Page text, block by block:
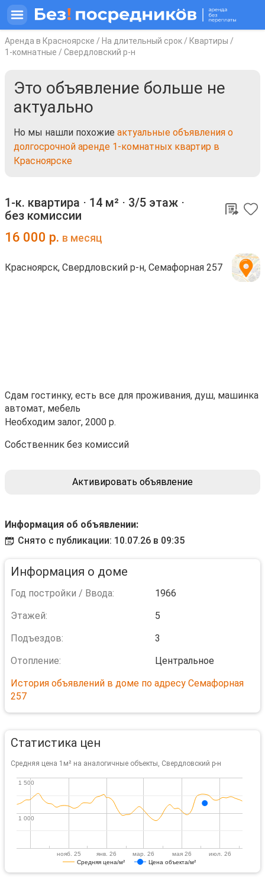
Аренда в Красноярске / На длительный срок / Квартиры /
1-комнатные / Свердловский р-н
Это объявление больше не
актуально
Но мы нашли похожие актуальные объявления о
долгосрочной аренде 1-комнатных квартир в
Красноярске
1-к. квартира ⋅ 14 м² ⋅ 3/5 этаж ⋅
без комиссии
16 000 р. в месяц
Красноярск, Свердловский р-н, Семафорная 257
Сдам гостинку, есть все для проживания, душ, машинка
автомат, мебель
Необходим залог, 2000 р.
Собственник без комиссий
Активировать объявление
Информация об объявлении:
Снято с публикации: 10.07.26 в 09:35
Информация о доме
Год постройки / Ввода:
1966
Этажей:
5
Подъездов:
3
Отопление:
Центральное
История объявлений в доме по адресу Семафорная
257
Статистика цен
Средняя цена 1м² на аналогичные объекты, Свердловский р-н
Средняя цена/м² Цена объекта/м²
нояб. 25 янв. 26 мар. 26 мая 26 июл. 26
1 000
1 000
1 500
1 500